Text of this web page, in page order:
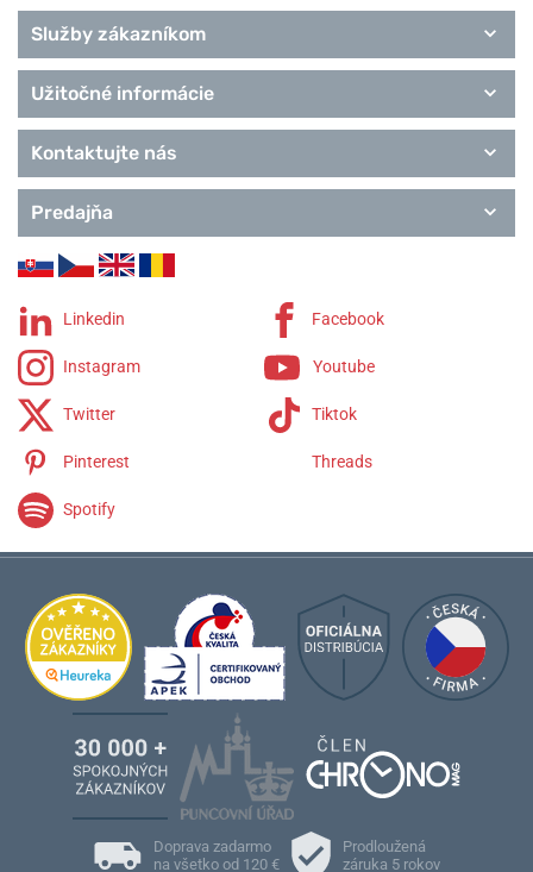
Služby zákazníkom
Užitočné informácie
Kontaktujte nás
Predajňa
Linkedin Facebook
Instagram Youtube
Twitter Tiktok
Pinterest Threads
Spotify
Doprava zadarmo
na všetko od 120 €
Prodloužená
záruka 5 rokov